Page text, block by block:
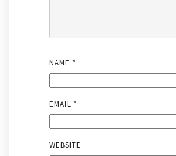
NAME *
EMAIL *
WEBSITE